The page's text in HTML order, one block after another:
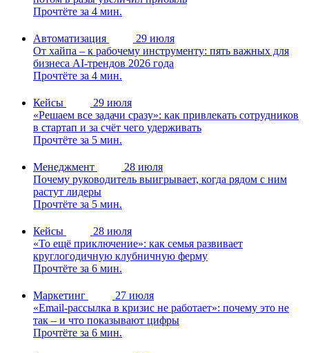
Прочтёте за 4 мин.
Автоматизация
29 июля
От хайпа – к рабочему инструменту: пять важных для
бизнеса AI-трендов 2026 года
Прочтёте за 4 мин.
Кейсы
29 июля
«Решаем все задачи сразу»: как привлекать сотрудников
в стартап и за счёт чего удерживать
Прочтёте за 5 мин.
Менеджмент
28 июля
Почему руководитель выигрывает, когда рядом с ним
растут лидеры
Прочтёте за 5 мин.
Кейсы
28 июля
«То ещё приключение»: как семья развивает
круглогодичную клубничную ферму
Прочтёте за 6 мин.
Маркетинг
27 июля
«Email-рассылка в кризис не работает»: почему это не
так – и что показывают цифры
Прочтёте за 6 мин.